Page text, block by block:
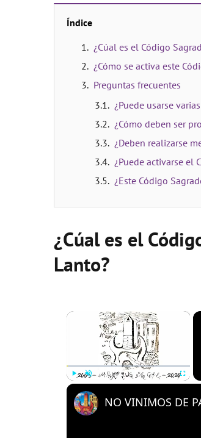
Índice
¿Cúal es el Código
¿Cómo se activa este
Preguntas frecuentes
¿Puede usarse
¿Cómo deben ser
¿Deben realizarse
¿Puede activarse el
¿Este Código
¿Cúal es el
Lanto?
×
NO VINIMOS DE